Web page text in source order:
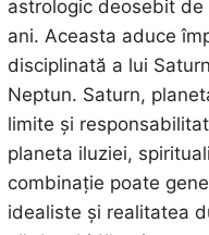
astrologic deosebit
ani. Aceasta aduce
disciplinată a lui
Neptun. Saturn,
limite și
planeta iluziei,
combinație poate
idealiste și realitatea